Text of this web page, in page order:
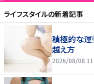
ライフスタイルの新着記事
積極的な運
越え方
2026/08/08